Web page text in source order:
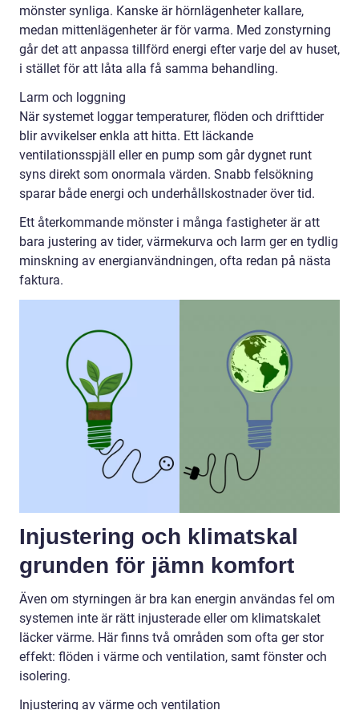
mönster synliga. Kanske är hörnlägenheter kallare,
medan mittenlägenheter är för varma. Med zonstyrning
går det att anpassa tillförd energi efter varje del av huset,
i stället för att låta alla få samma behandling.
Larm och loggning
När systemet loggar temperaturer, flöden och drifttider
blir avvikelser enkla att hitta. Ett läckande
ventilationsspjäll eller en pump som går dygnet runt
syns direkt som onormala värden. Snabb felsökning
sparar både energi och underhållskostnader över tid.
Ett återkommande mönster i många fastigheter är att
bara justering av tider, värmekurva och larm ger en tydlig
minskning av energianvändningen, ofta redan på nästa
faktura.
Injustering och klimatskal
grunden för jämn komfort
Även om styrningen är bra kan energin användas fel om
systemen inte är rätt injusterade eller om klimatskalet
läcker värme. Här finns två områden som ofta ger stor
effekt: flöden i värme och ventilation, samt fönster och
isolering.
Injustering av värme och ventilation